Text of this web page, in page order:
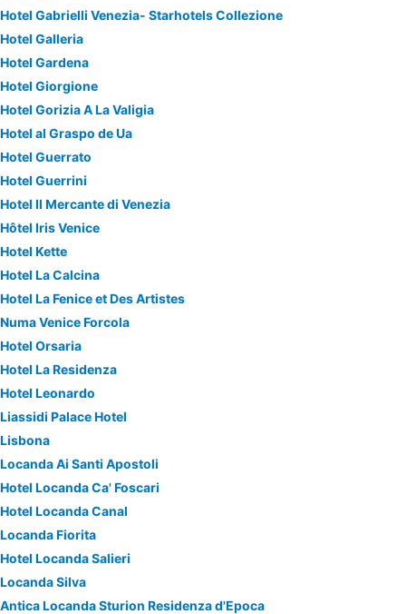
Hotel Gabrielli Venezia- Starhotels Collezione
Hotel Galleria
Hotel Gardena
Hotel Giorgione
Hotel Gorizia A La Valigia
Hotel al Graspo de Ua
Hotel Guerrato
Hotel Guerrini
Hotel Il Mercante di Venezia
Hôtel Iris Venice
Hotel Kette
Hotel La Calcina
Hotel La Fenice et Des Artistes
Numa Venice Forcola
Hotel Orsaria
Hotel La Residenza
Hotel Leonardo
Liassidi Palace Hotel
Lisbona
Locanda Ai Santi Apostoli
Hotel Locanda Ca' Foscari
Hotel Locanda Canal
Locanda Fiorita
Hotel Locanda Salieri
Locanda Silva
Antica Locanda Sturion Residenza d'Epoca